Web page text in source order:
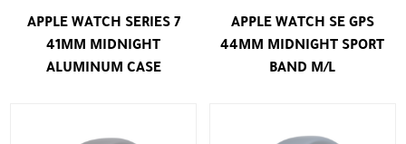
APPLE WATCH SE GPS
44MM MIDNIGHT SPORT
BAND M/L
APPLE WATCH SERIES 7
41MM MIDNIGHT
ALUMINUM CASE